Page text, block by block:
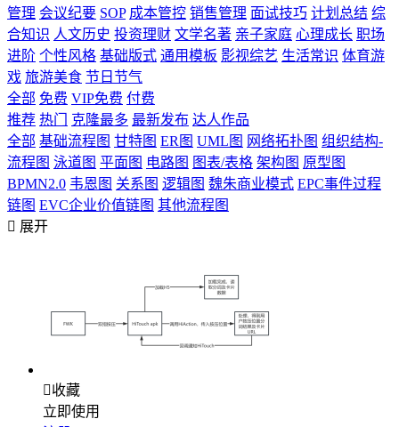
管理 会议纪要 SOP 成本管控 销售管理 面试技巧 计划总结 综
合知识 人文历史 投资理财 文学名著 亲子家庭 心理成长 职场
进阶 个性风格 基础版式 通用模板 影视综艺 生活常识 体育游
戏 旅游美食 节日节气
全部 免费 VIP免费 付费
推荐 热门 克隆最多 最新发布 达人作品
全部 基础流程图 甘特图 ER图 UML图 网络拓扑图 组织结构-
流程图 泳道图 平面图 电路图 图表/表格 架构图 原型图
BPMN2.0 韦恩图 关系图 逻辑图 魏朱商业模式 EPC事件过程
链图 EVC企业价值链图 其他流程图
 展开
收藏
立即使用